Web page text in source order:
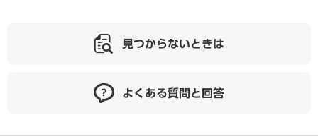
見つからないときは
よくある質問と回答